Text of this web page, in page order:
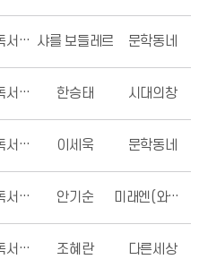
2026 독서경진대회 샤를 보들레르 문학동네
2026 독서경진대회 한승태 시대의창
2014 독서경진대회 이세욱 문학동네
2013 독서경진대회 안기순 미래엔(와이즈베리)
2013 독서경진대회 조혜란 다른세상